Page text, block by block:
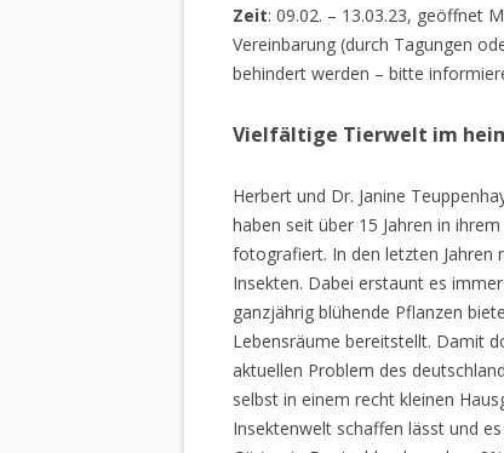
Zeit: 09.02. – 13.03.23, geöffnet
Vereinbarung (durch Tagungen
behindert werden – bitte
Vielfältige Tierwelt im
Herbert und Dr. Janine
haben seit über 15 Jahren in
fotografiert. In den letzten Jahren
Insekten. Dabei erstaunt es
ganzjährig blühende Pflanzen
Lebensräume bereitstellt. Damit
aktuellen Problem des
selbst in einem recht kleinen
Insektenwelt schaffen lässt und